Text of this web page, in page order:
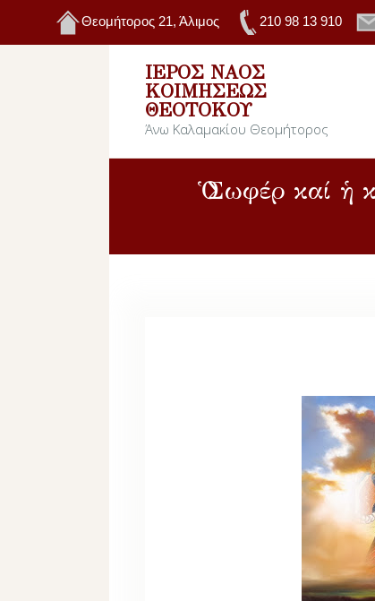
Θεομήτορος 21, Άλιμος 210 98 13 910
ΙΕΡΌΣ ΝΑΌΣ
ΚΟΙΜΉΣΕΩΣ
ΘΕΟΤΌΚΟΥ
Άνω Καλαμακίου Θεομήτορος
Ὁ Σωφέρ καί ἡ